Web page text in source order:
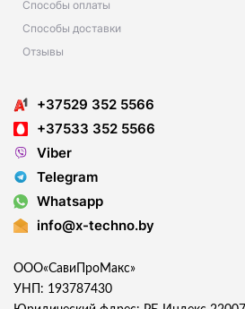
Способы оплаты
Способы доставки
Отзывы
+37529 352 5566
+37533 352 5566
Viber
Telegram
Whatsapp
info@x-techno.by
ООО«СавиПроМакс»
УНП: 193787430